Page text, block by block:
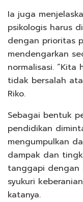
Ia juga
psikologis harus
dengan prioritas
mendengarkan
normalisasi. “Kita
tidak bersalah
Riko.
Sebagai bentuk
pendidikan
mengumpulkan
dampak dan
tanggapi dengan
syukuri
katanya.